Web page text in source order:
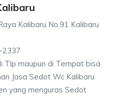
Kalibaru No.91 Kalibaru
2337
Tlp maupun di Tempat bisa
Jasa Sedot Wc Kalibaru
yang menguras Sedot